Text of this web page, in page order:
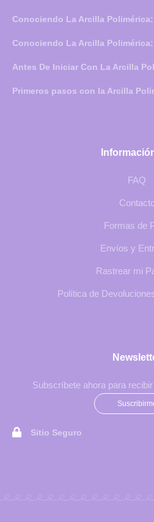
Conociendo La Arcilla Polimérica:
Conociendo La Arcilla Polimérica:
Antes De Iniciar Con La Arcilla
Primeros pasos con la Arcilla
FAQ
Formas de
Envíos y
Rastrear mi
Política de
Subscríbete ahora para
Sitio Seguro